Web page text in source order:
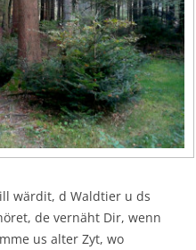
wärdit, d Waldtier u ds
de vernäht Dir, wenn
us alter Zyt, wo